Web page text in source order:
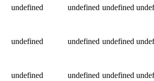
undefined undefined undefined
undefined undefined undefined
undefined undefined undefined